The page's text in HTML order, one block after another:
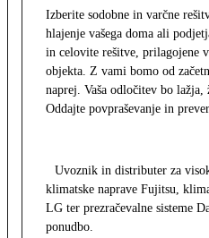
Izberite sodobne in varčne
hlajenje vašega doma ali
in celovite rešitve, prilagojene
objekta. Z vami bomo od
naprej. Vaša odločitev bo lažja,
Oddajte povpraševanje in
Uvoznik in distributer za
klimatske naprave Fujitsu,
LG ter prezračevalne sisteme
ponudbo.